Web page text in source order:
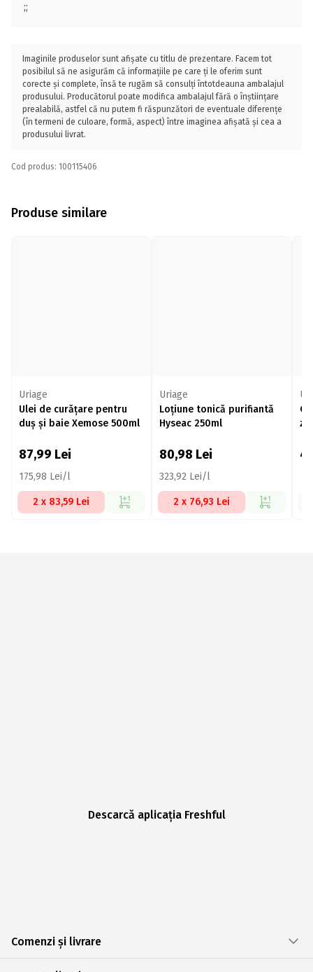
;;
Imaginile produselor sunt afișate cu titlu de prezentare. Facem tot
posibilul să ne asigurăm că informațiile pe care ți le oferim sunt
corecte și complete, însă te rugăm să consulți întotdeauna ambalajul
produsului. Producătorul poate modifica ambalajul fără o înștiințare
prealabilă, astfel că nu putem fi răspunzători de eventuale diferențe
(în termeni de culoare, formă, aspect) între imaginea afișată și cea a
produsului livrat.
Cod produs: 100115406
Produse similare
Uriage
Ulei de curățare pentru
duș și baie Xemose 500ml
87,99 Lei
175,98 Lei/l
2 x 83,59 Lei
Uriage
Loțiune tonică purifiantă
Hyseac 250ml
80,98 Lei
323,92 Lei/l
2 x 76,93 Lei
Descarcă aplicația Freshful
Comenzi și livrare